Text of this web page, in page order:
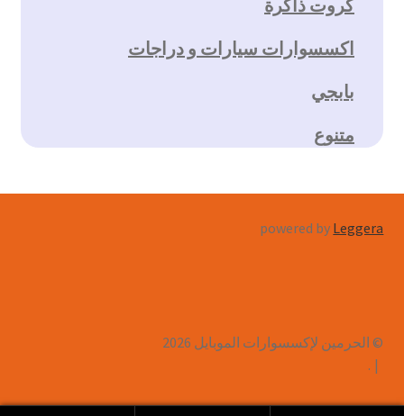
كروت ذاكرة
اكسسوارات سيارات و دراجات
بابجي
متنوع
powered by Leggera
© الحرمين لإكسسوارات الموبايل 2026
.